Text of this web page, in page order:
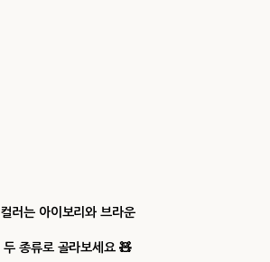
컬러는 아이보리와 브라운
두 종류로 골라보세요 🧸